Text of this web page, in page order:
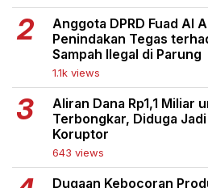
Anggota DPRD Fuad Al
Penindakan Tegas
Sampah Ilegal di Parung
1.1k views
Aliran Dana Rp1,1 Miliar
Terbongkar, Diduga
Koruptor
643 views
Dugaan Kebocoran